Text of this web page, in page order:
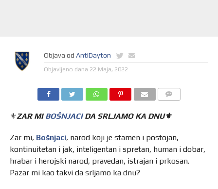
Objava od AntiDayton
Objavljeno dana 22 Maja, 2022
⚜️ZAR MI BOŠNJACIDA SRLJAMO KA DNU⚜️
Zar mi, Bošnjaci, narod koji je stamen i postojan,
kontinuitetan i jak, inteligentan i spretan, human i dobar,
hrabar i herojski narod, pravedan, istrajan i prkosan.
Pazar mi kao takvi da srljamo ka dnu?